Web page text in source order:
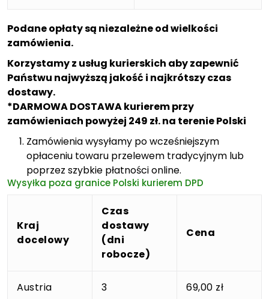
Podane opłaty są niezależne od wielkości
zamówienia.
Korzystamy z usług kurierskich aby zapewnić
Państwu najwyższą jakość i najkrótszy czas
dostawy.
*DARMOWA DOSTAWA kurierem przy
zamówieniach powyżej 249 zł. na terenie Polski
Zamówienia wysyłamy po wcześniejszym
opłaceniu towaru przelewem tradycyjnym lub
poprzez szybkie płatności online.
Wysyłka poza granice Polski kurierem DPD
Kraj
docelowy
Czas
dostawy
(dni
robocze)
Cena
Austria 3 69,00 zł